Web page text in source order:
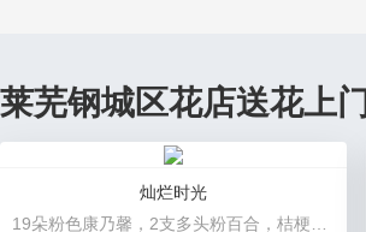
莱芜钢城区花店送花上门
灿烂时光